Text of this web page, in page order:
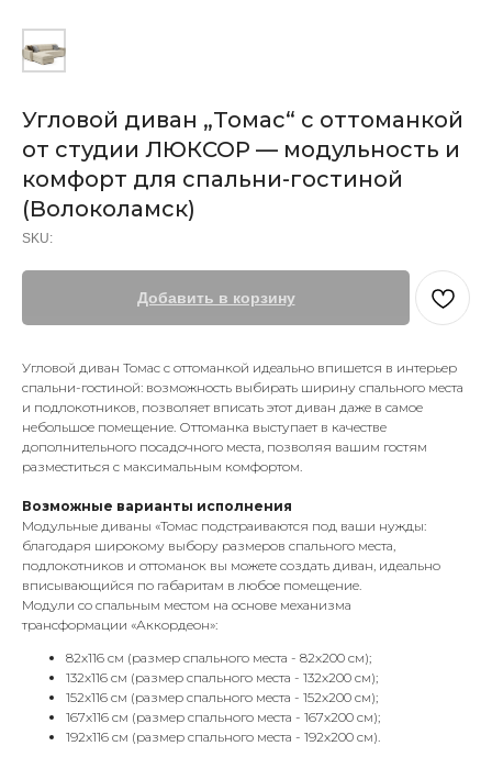
Угловой диван „Томас“ с оттоманкой
от студии ЛЮКСОР — модульность и
комфорт для спальни-гостиной
(Волоколамск)
SKU:
Добавить в корзину
Угловой диван Томас с оттоманкой идеально впишется в интерьер
спальни-гостиной: возможность выбирать ширину спального места
и подлокотников, позволяет вписать этот диван даже в самое
небольшое помещение. Оттоманка выступает в качестве
дополнительного посадочного места, позволяя вашим гостям
разместиться с максимальным комфортом.
Возможные варианты исполнения
Модульные диваны «Томас подстраиваются под ваши нужды:
благодаря широкому выбору размеров спального места,
подлокотников и оттоманок вы можете создать диван, идеально
вписывающийся по габаритам в любое помещение.
Модули со спальным местом на основе механизма
трансформации «Аккордеон»:
82х116 см (размер спального места - 82х200 см);
132х116 см (размер спального места - 132х200 см);
152х116 см (размер спального места - 152х200 см);
167х116 см (размер спального места - 167х200 см);
192х116 см (размер спального места - 192х200 см).